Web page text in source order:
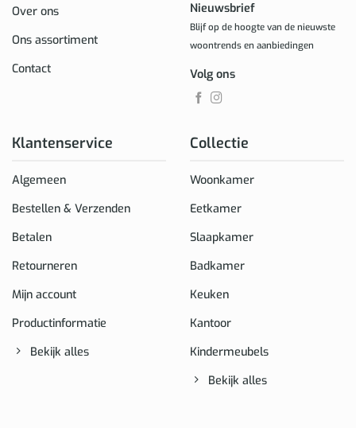
Over ons
Ons assortiment
Contact
Klantenservice
Algemeen
Bestellen & Verzenden
Betalen
Retourneren
Mijn account
Productinformatie
Bekijk alles
Collectie
Woonkamer
Eetkamer
Slaapkamer
Badkamer
Keuken
Kantoor
Kindermeubels
Bekijk alles
Nieuwsbrief
Blijf op de hoogte van de nieuwste
woontrends en aanbiedingen
Volg ons